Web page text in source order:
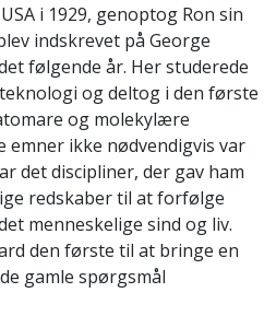
i 1929, genoptog Ron sin
indskrevet på George
følgende år. Her studerede
og deltog i den første
og molekylære
emner ikke nødvendigvis var
det discipliner, der gav ham
redskaber til at forfølge
menneskelige sind og liv.
den første til at bringe en
gamle spørgsmål